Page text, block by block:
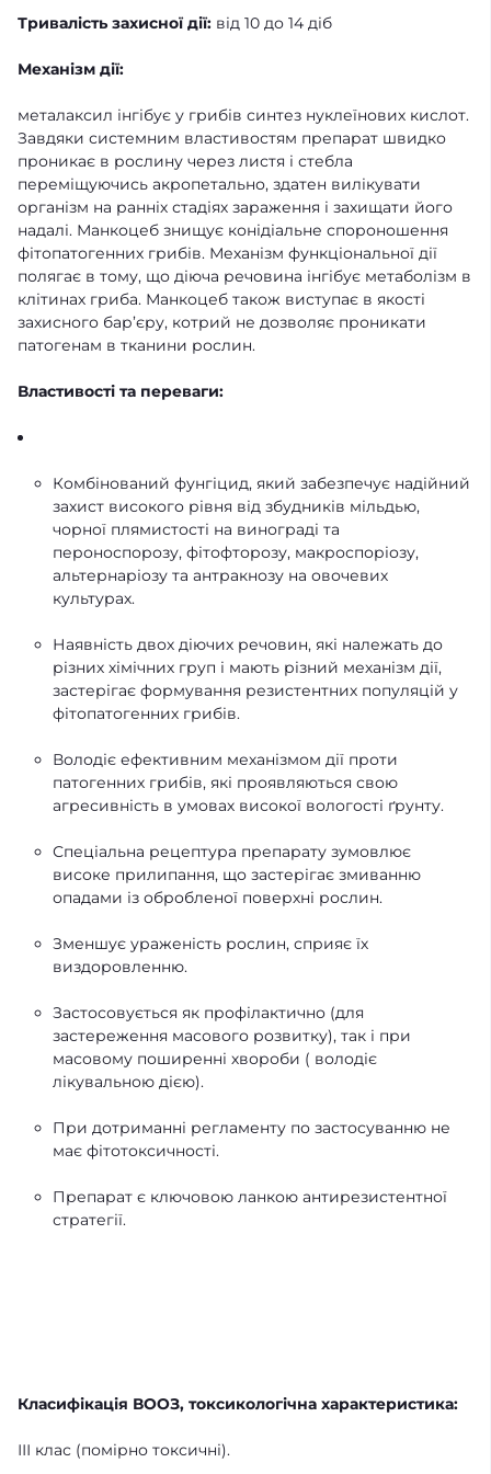
Тривалість захисної дії: від 10 до 14 діб
Механізм дії:
металаксил інгібує у грибів синтез нуклеїнових кислот.
Завдяки системним властивостям препарат швидко
проникає в рослину через листя і стебла
переміщуючись акропетально, здатен вилікувати
організм на ранніх стадіях зараження і захищати його
надалі. Манкоцеб знищує конідіальне спороношення
фітопатогенних грибів. Механізм функціональної дії
полягає в тому, що діюча речовина інгібує метаболізм в
клітинах гриба. Манкоцеб також виступає в якості
захисного бар’єру, котрий не дозволяє проникати
патогенам в тканини рослин.
Властивості та переваги:
Комбінований фунгіцид, який забезпечує надійний
захист високого рівня від збудників мільдью,
чорної плямистості на винограді та
пероноспорозу, фітофторозу, макроспоріозу,
альтернаріозу та антракнозу на овочевих
культурах.
Наявність двох діючих речовин, які належать до
різних хімічних груп і мають різний механізм дії,
застерігає формування резистентних популяцій у
фітопатогенних грибів.
Володіє ефективним механізмом дії проти
патогенних грибів, які проявляються свою
агресивність в умовах високої вологості ґрунту.
Спеціальна рецептура препарату зумовлює
високе прилипання, що застерігає змиванню
опадами із обробленої поверхні рослин.
Зменшує ураженість рослин, сприяє їх
виздоровленню.
Застосовується як профілактично (для
застереження масового розвитку), так і при
масовому поширенні хвороби ( володіє
лікувальною дією).
При дотриманні регламенту по застосуванню не
має фітотоксичності.
Препарат є ключовою ланкою антирезистентної
стратегії.
Класифікація ВООЗ, токсикологічна характеристика:
ІІІ клас (помірно токсичні).